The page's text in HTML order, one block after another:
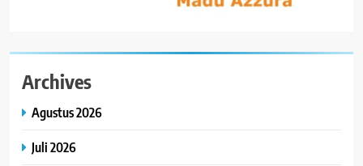
Archives
Agustus 2026
Juli 2026